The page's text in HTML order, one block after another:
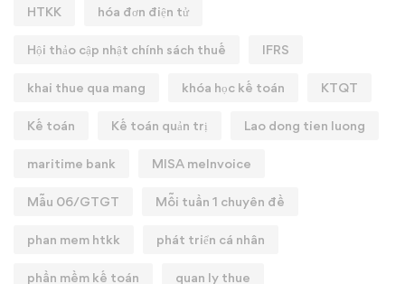
HTKK hóa đơn điện tử
Hội thảo cập nhật chính sách thuế IFRS
khai thue qua mang khóa học kế toán KTQT
Kế toán Kế toán quản trị Lao dong tien luong
maritime bank MISA meInvoice
Mẫu 06/GTGT Mỗi tuần 1 chuyên đề
phan mem htkk phát triển cá nhân
phần mềm kế toán quan ly thue